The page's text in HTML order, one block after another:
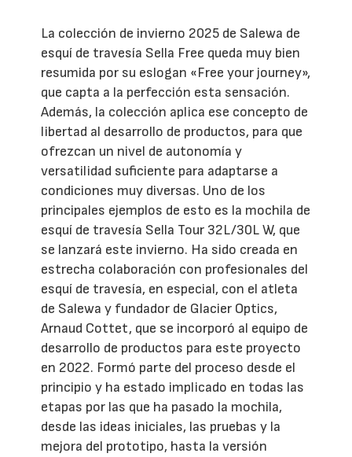
La colección de invierno 2025 de Salewa de
esquí de travesía Sella Free queda muy bien
resumida por su eslogan «Free your journey»,
que capta a la perfección esta sensación.
Además, la colección aplica ese concepto de
libertad al desarrollo de productos, para que
ofrezcan un nivel de autonomía y
versatilidad suficiente para adaptarse a
condiciones muy diversas. Uno de los
principales ejemplos de esto es la mochila de
esquí de travesía Sella Tour 32L/30L W, que
se lanzará este invierno. Ha sido creada en
estrecha colaboración con profesionales del
esquí de travesía, en especial, con el atleta
de Salewa y fundador de Glacier Optics,
Arnaud Cottet, que se incorporó al equipo de
desarrollo de productos para este proyecto
en 2022. Formó parte del proceso desde el
principio y ha estado implicado en todas las
etapas por las que ha pasado la mochila,
desde las ideas iniciales, las pruebas y la
mejora del prototipo, hasta la versión